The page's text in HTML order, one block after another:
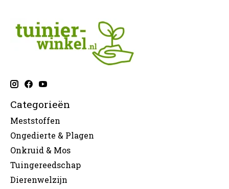
Categorieën
Meststoffen
Ongedierte & Plagen
Onkruid & Mos
Tuingereedschap
Dierenwelzijn